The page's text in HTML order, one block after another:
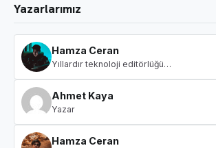
Yazarlarımız
Hamza Ceran
Yıllardır teknoloji editörlüğü…
Ahmet Kaya
Yazar
Hamza Ceran